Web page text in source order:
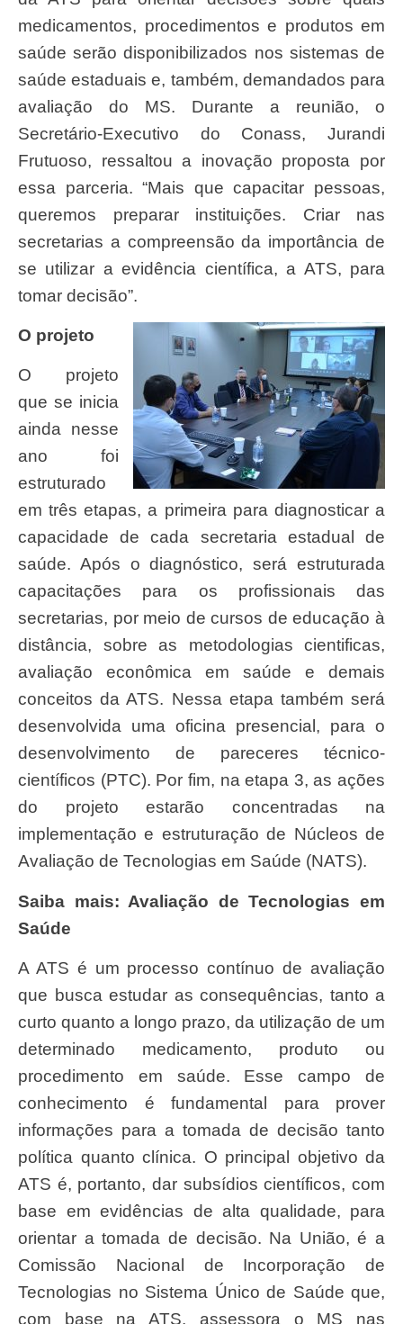
medicamentos, procedimentos e produtos em
saúde serão disponibilizados nos sistemas de
saúde estaduais e, também, demandados para
avaliação do MS. Durante a reunião, o
Secretário-Executivo do Conass, Jurandi
Frutuoso, ressaltou a inovação proposta por
essa parceria. “Mais que capacitar pessoas,
queremos preparar instituições. Criar nas
secretarias a compreensão da importância de
se utilizar a evidência científica, a ATS, para
tomar decisão”.
O projeto
O projeto
que se inicia
ainda nesse
ano foi
estruturado
em três etapas, a primeira para diagnosticar a
capacidade de cada secretaria estadual de
saúde. Após o diagnóstico, será estruturada
capacitações para os profissionais das
secretarias, por meio de cursos de educação à
distância, sobre as metodologias cientificas,
avaliação econômica em saúde e demais
conceitos da ATS. Nessa etapa também será
desenvolvida uma oficina presencial, para o
desenvolvimento de pareceres técnico-
científicos (PTC). Por fim, na etapa 3, as ações
do projeto estarão concentradas na
implementação e estruturação de Núcleos de
Avaliação de Tecnologias em Saúde (NATS).
Saiba mais: Avaliação de Tecnologias em
Saúde
A ATS é um processo contínuo de avaliação
que busca estudar as consequências, tanto a
curto quanto a longo prazo, da utilização de um
determinado medicamento, produto ou
procedimento em saúde. Esse campo de
conhecimento é fundamental para prover
informações para a tomada de decisão tanto
política quanto clínica. O principal objetivo da
ATS é, portanto, dar subsídios científicos, com
base em evidências de alta qualidade, para
orientar a tomada de decisão. Na União, é a
Comissão Nacional de Incorporação de
Tecnologias no Sistema Único de Saúde que,
com base na ATS, assessora o MS nas